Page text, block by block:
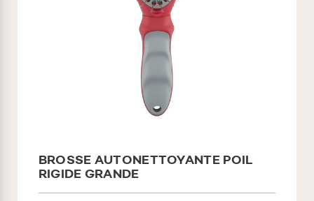
BROSSE AUTONETTOYANTE POIL
RIGIDE GRANDE